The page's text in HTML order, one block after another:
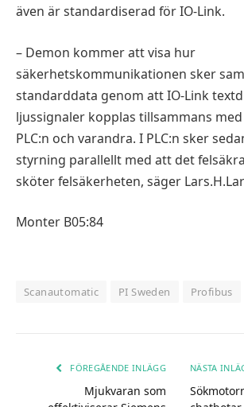
även är standardiserad för IO-Link.
– Demon kommer att visa hur
säkerhetskommunikationen sker
standarddata genom att IO-Link
ljussignaler kopplas tillsammans
PLC:n och varandra. I PLC:n sker
styrning parallellt med att det
sköter felsäkerheten, säger
Monter B05:84
Scanautomatic PI Sweden Profibus
FÖREGÅENDE INLÄGG
Mjukvaran som
NÄSTA